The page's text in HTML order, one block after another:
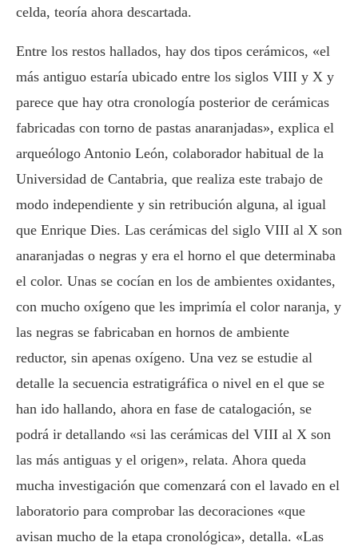
celda, teoría ahora descartada.
Entre los restos hallados, hay dos tipos cerámicos, «el
más antiguo estaría ubicado entre los siglos VIII y X y
parece que hay otra cronología posterior de cerámicas
fabricadas con torno de pastas anaranjadas», explica el
arqueólogo Antonio León, colaborador habitual de la
Universidad de Cantabria, que realiza este trabajo de
modo independiente y sin retribución alguna, al igual
que Enrique Dies. Las cerámicas del siglo VIII al X son
anaranjadas o negras y era el horno el que determinaba
el color. Unas se cocían en los de ambientes oxidantes,
con mucho oxígeno que les imprimía el color naranja, y
las negras se fabricaban en hornos de ambiente
reductor, sin apenas oxígeno. Una vez se estudie al
detalle la secuencia estratigráfica o nivel en el que se
han ido hallando, ahora en fase de catalogación, se
podrá ir detallando «si las cerámicas del VIII al X son
las más antiguas y el origen», relata. Ahora queda
mucha investigación que comenzará con el lavado en el
laboratorio para comprobar las decoraciones «que
avisan mucho de la etapa cronológica», detalla. «Las